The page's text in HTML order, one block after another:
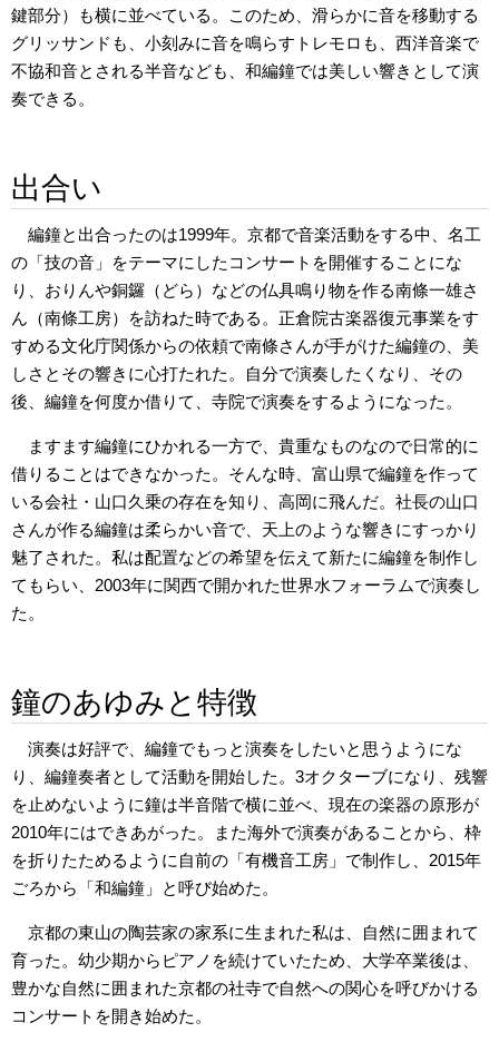
鍵部分）も横に並べている。このため、滑らかに音を移動する
グリッサンドも、小刻みに音を鳴らすトレモロも、西洋音楽で
不協和音とされる半音なども、和編鐘では美しい響きとして演
奏できる。
出合い
編鐘と出合ったのは1999年。京都で音楽活動をする中、名工
の「技の音」をテーマにしたコンサートを開催することにな
り、おりんや銅鑼（どら）などの仏具鳴り物を作る南條一雄さ
ん（南條工房）を訪ねた時である。正倉院古楽器復元事業をす
すめる文化庁関係からの依頼で南條さんが手がけた編鐘の、美
しさとその響きに心打たれた。自分で演奏したくなり、その
後、編鐘を何度か借りて、寺院で演奏をするようになった。
ますます編鐘にひかれる一方で、貴重なものなので日常的に
借りることはできなかった。そんな時、富山県で編鐘を作って
いる会社・山口久乗の存在を知り、高岡に飛んだ。社長の山口
さんが作る編鐘は柔らかい音で、天上のような響きにすっかり
魅了された。私は配置などの希望を伝えて新たに編鐘を制作し
てもらい、2003年に関西で開かれた世界水フォーラムで演奏し
た。
鐘のあゆみと特徴
演奏は好評で、編鐘でもっと演奏をしたいと思うようにな
り、編鐘奏者として活動を開始した。3オクターブになり、残響
を止めないように鐘は半音階で横に並べ、現在の楽器の原形が
2010年にはできあがった。また海外で演奏があることから、枠
を折りたためるように自前の「有機音工房」で制作し、2015年
ごろから「和編鐘」と呼び始めた。
京都の東山の陶芸家の家系に生まれた私は、自然に囲まれて
育った。幼少期からピアノを続けていたため、大学卒業後は、
豊かな自然に囲まれた京都の社寺で自然への関心を呼びかける
コンサートを開き始めた。